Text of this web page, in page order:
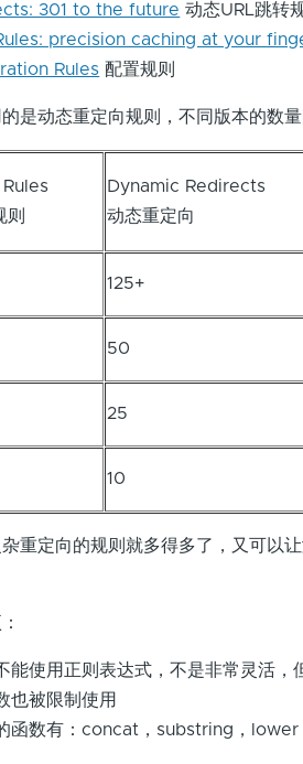
301 to the future 动态URL跳转
precision caching at your
Rules 配置规则
是动态重定向规则，不同版本的数量
则
Dynamic Redirects
动态重定向
125+
50
25
10
重定向的规则就多得多了，又可以
能使用正则表达式，不是非常灵活，
也被限制使用
函数有：concat，substring，